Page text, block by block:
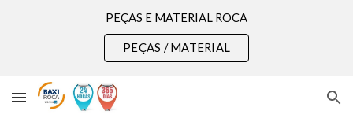
Skip to main content
PEÇAS E MATERIAL ROCA
PEÇAS / MATERIAL